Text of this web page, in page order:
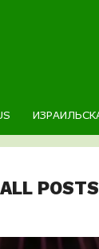
ALL